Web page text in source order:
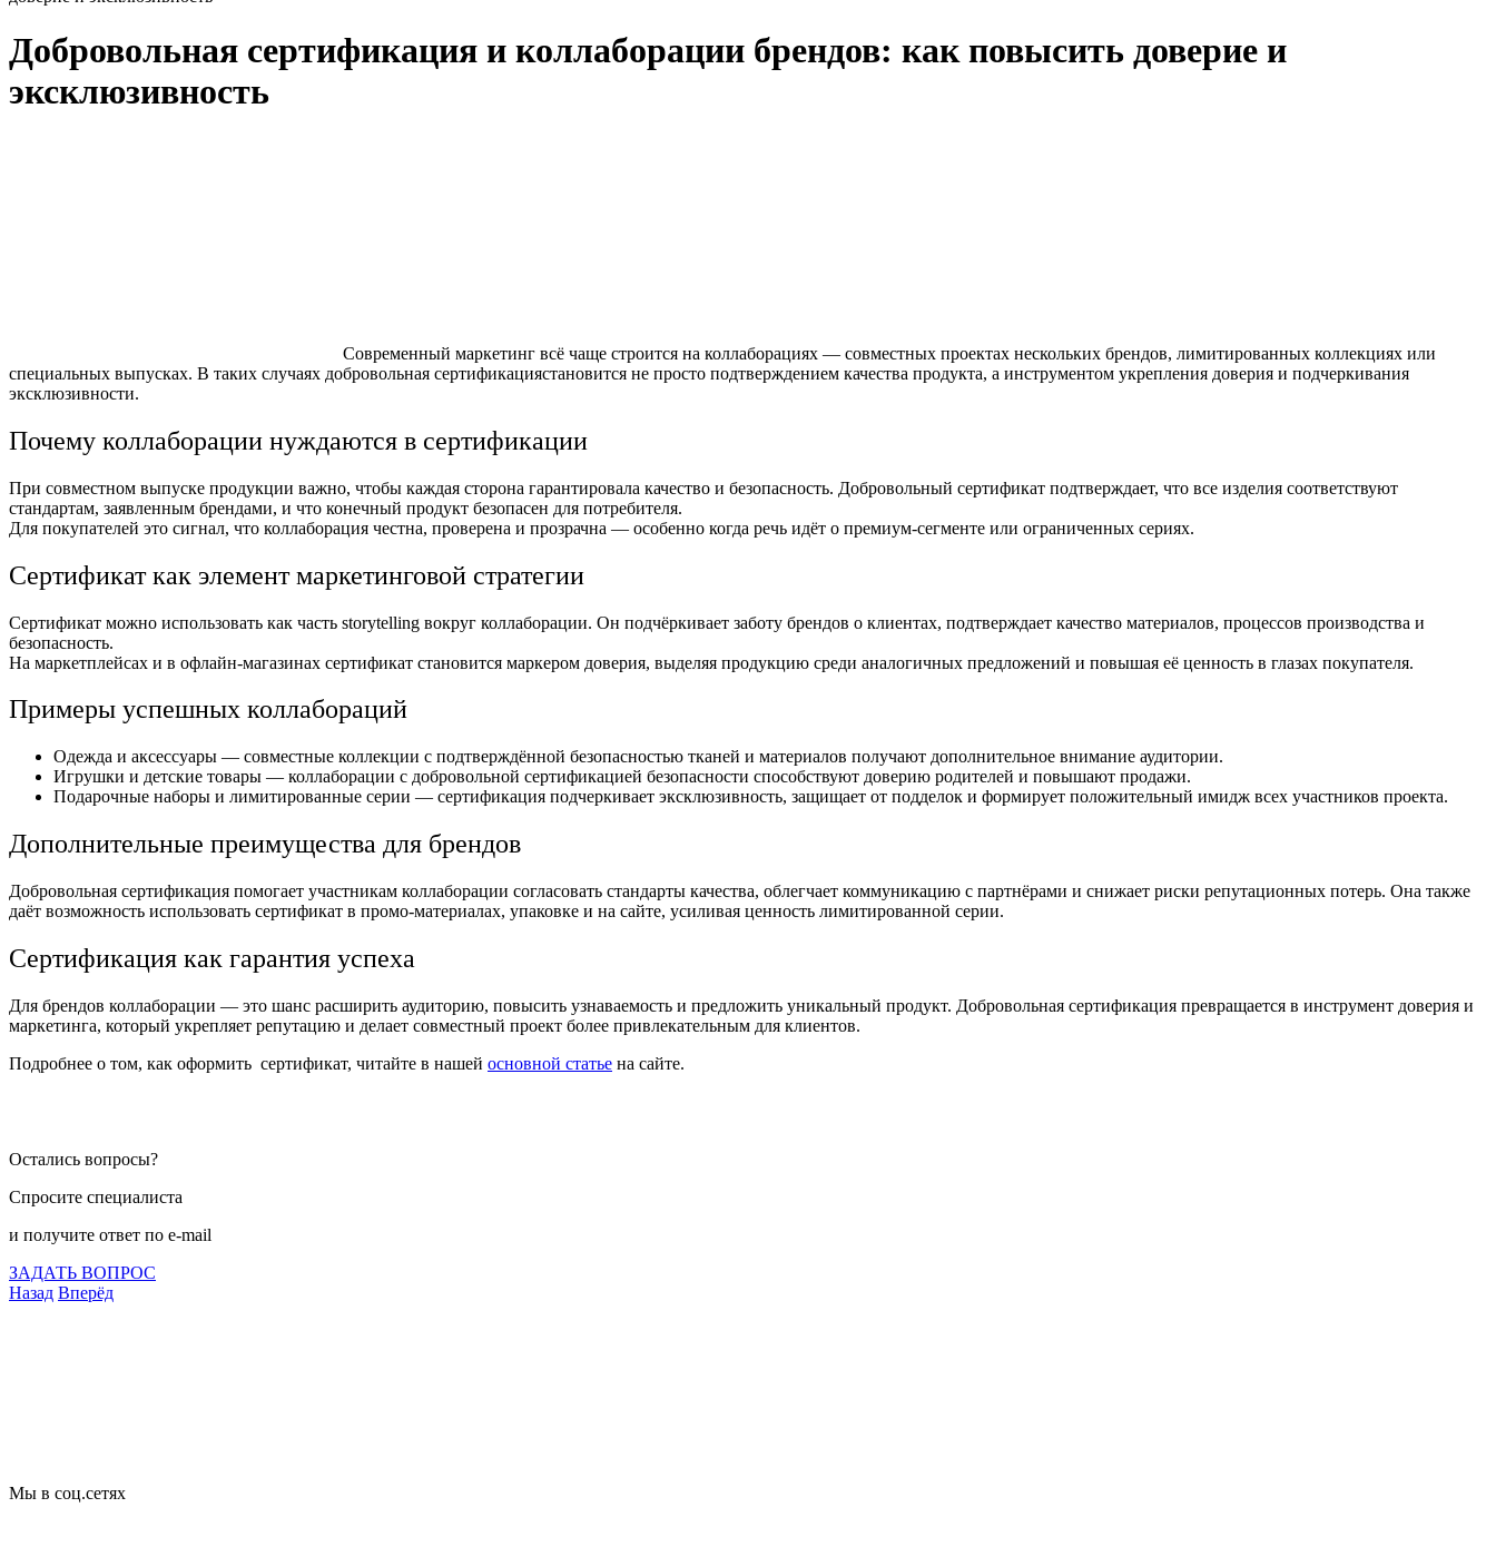
Добровольная сертификация и коллаборации брендов: как повысить доверие и
эксклюзивность
Современный маркетинг всё чаще строится на коллаборациях — совместных проектах нескольких брендов, лимитированных коллекциях или
специальных выпусках. В таких случаях добровольная сертификациястановится не просто подтверждением качества продукта, а инструментом укрепления доверия и подчеркивания
эксклюзивности.
Почему коллаборации нуждаются в сертификации
При совместном выпуске продукции важно, чтобы каждая сторона гарантировала качество и безопасность. Добровольный сертификат подтверждает, что все изделия соответствуют
стандартам, заявленным брендами, и что конечный продукт безопасен для потребителя.
Для покупателей это сигнал, что коллаборация честна, проверена и прозрачна — особенно когда речь идёт о премиум-сегменте или ограниченных сериях.
Сертификат как элемент маркетинговой стратегии
Сертификат можно использовать как часть storytelling вокруг коллаборации. Он подчёркивает заботу брендов о клиентах, подтверждает качество материалов, процессов производства и
безопасность.
На маркетплейсах и в офлайн-магазинах сертификат становится маркером доверия, выделяя продукцию среди аналогичных предложений и повышая её ценность в глазах покупателя.
Примеры успешных коллабораций
Одежда и аксессуары — совместные коллекции с подтверждённой безопасностью тканей и материалов получают дополнительное внимание аудитории.
Игрушки и детские товары — коллаборации с добровольной сертификацией безопасности способствуют доверию родителей и повышают продажи.
Подарочные наборы и лимитированные серии — сертификация подчеркивает эксклюзивность, защищает от подделок и формирует положительный имидж всех участников проекта.
Дополнительные преимущества для брендов
Добровольная сертификация помогает участникам коллаборации согласовать стандарты качества, облегчает коммуникацию с партнёрами и снижает риски репутационных потерь. Она также
даёт возможность использовать сертификат в промо-материалах, упаковке и на сайте, усиливая ценность лимитированной серии.
Сертификация как гарантия успеха
Для брендов коллаборации — это шанс расширить аудиторию, повысить узнаваемость и предложить уникальный продукт. Добровольная сертификация превращается в инструмент доверия и
маркетинга, который укрепляет репутацию и делает совместный проект более привлекательным для клиентов.
Подробнее о том, как оформить сертификат, читайте в нашей основной статье на сайте.
Остались вопросы?
Спросите специалиста
и получите ответ по e-mail
ЗАДАТЬ ВОПРОС
Назад Вперёд
Мы в соц.сетях